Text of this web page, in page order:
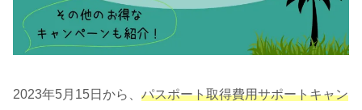
2023年5月15日から、 パスポート取得費用サポートキャン